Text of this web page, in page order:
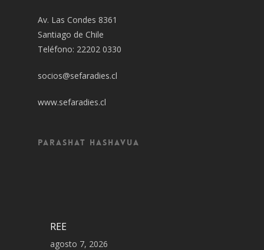
Av. Las Condes 8361
Santiago de Chile
Teléfono: 22202 0330
socios@sefaradies.cl
www.sefaradies.cl
Parashat Hashavua
REE
agosto 7, 2026